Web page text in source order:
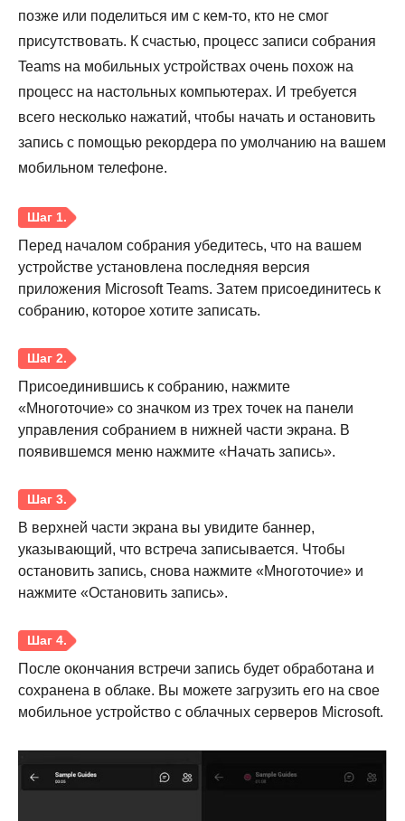
позже или поделиться им с кем-то, кто не смог
присутствовать. К счастью, процесс записи собрания
Teams на мобильных устройствах очень похож на
процесс на настольных компьютерах. И требуется
всего несколько нажатий, чтобы начать и остановить
запись с помощью рекордера по умолчанию на вашем
мобильном телефоне.
Перед началом собрания убедитесь, что на вашем
устройстве установлена последняя версия
приложения Microsoft Teams. Затем присоединитесь к
собранию, которое хотите записать.
Присоединившись к собранию, нажмите
«Многоточие» со значком из трех точек на панели
управления собранием в нижней части экрана. В
появившемся меню нажмите «Начать запись».
В верхней части экрана вы увидите баннер,
указывающий, что встреча записывается. Чтобы
остановить запись, снова нажмите «Многоточие» и
нажмите «Остановить запись».
После окончания встречи запись будет обработана и
сохранена в облаке. Вы можете загрузить его на свое
мобильное устройство с облачных серверов Microsoft.